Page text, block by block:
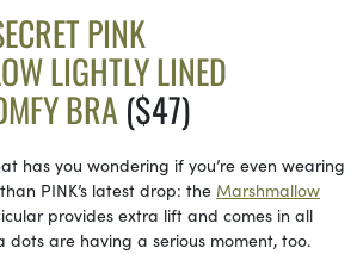
PINK
LIGHTLY LINED
BRA($47)
has you wondering if you’re even wearing
PINK’s latest drop: the Marshmallow
provides extra lift and comes in all
dots are having a serious moment, too.